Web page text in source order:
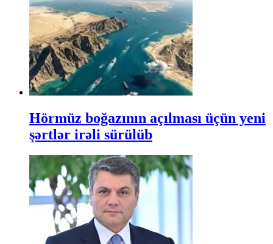
Hörmüz boğazının açılması üçün yeni
şərtlər irəli sürülüb